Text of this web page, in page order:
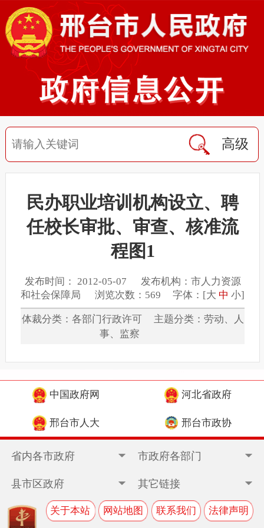
高级
民办职业培训机构设立、聘
任校长审批、审查、核准流
程图1
发布时间： 2012-05-07 发布机构：市人力资源
和社会保障局 浏览次数：569 字体：[大 中 小]
体裁分类：各部门行政许可 主题分类：劳动、人
事、监察
中国政府网 河北省政府
邢台市人大 邢台市政协
省内各市政府 市政府各部门
县市区政府 其它链接
关于本站 网站地图 联系我们 法律声明